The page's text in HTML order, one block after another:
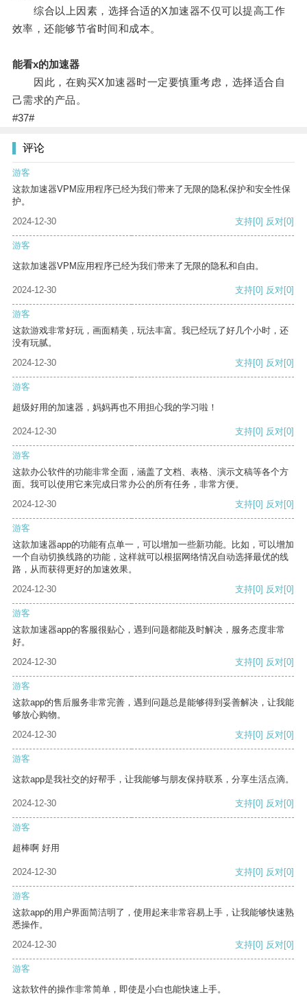
综合以上因素，选择合适的X加速器不仅可以提高工作
效率，还能够节省时间和成本。
能看x的加速器
因此，在购买X加速器时一定要慎重考虑，选择适合自
己需求的产品。
#37#
评论
游客
这款加速器VPM应用程序已经为我们带来了无限的隐私保护和安全性保
护。
2024-12-30
支持[0] 反对[0]
游客
这款加速器VPM应用程序已经为我们带来了无限的隐私和自由。
2024-12-30 支持[0] 反对[0]
游客
这款游戏非常好玩，画面精美，玩法丰富。我已经玩了好几个小时，还
没有玩腻。
2024-12-30
支持[0] 反对[0]
游客
超级好用的加速器，妈妈再也不用担心我的学习啦！
2024-12-30 支持[0] 反对[0]
游客
这款办公软件的功能非常全面，涵盖了文档、表格、演示文稿等各个方
面。我可以使用它来完成日常办公的所有任务，非常方便。
2024-12-30
支持[0] 反对[0]
游客
这款加速器app的功能有点单一，可以增加一些新功能。比如，可以增加
一个自动切换线路的功能，这样就可以根据网络情况自动选择最优的线
路，从而获得更好的加速效果。
2024-12-30
支持[0] 反对[0]
游客
这款加速器app的客服很贴心，遇到问题都能及时解决，服务态度非常
好。
2024-12-30
支持[0] 反对[0]
游客
这款app的售后服务非常完善，遇到问题总是能够得到妥善解决，让我能
够放心购物。
2024-12-30
支持[0] 反对[0]
游客
这款app是我社交的好帮手，让我能够与朋友保持联系，分享生活点滴。
2024-12-30 支持[0] 反对[0]
游客
超棒啊 好用
2024-12-30 支持[0] 反对[0]
游客
这款app的用户界面简洁明了，使用起来非常容易上手，让我能够快速熟
悉操作。
2024-12-30
支持[0] 反对[0]
游客
这款软件的操作非常简单，即使是小白也能快速上手。